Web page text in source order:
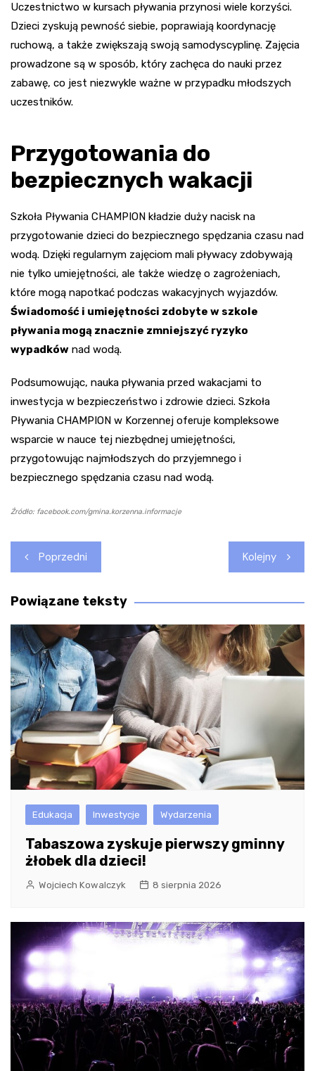
Uczestnictwo w kursach pływania przynosi wiele korzyści.
Dzieci zyskują pewność siebie, poprawiają koordynację
ruchową, a także zwiększają swoją samodyscyplinę. Zajęcia
prowadzone są w sposób, który zachęca do nauki przez
zabawę, co jest niezwykle ważne w przypadku młodszych
uczestników.
Przygotowania do
bezpiecznych wakacji
Szkoła Pływania CHAMPION kładzie duży nacisk na
przygotowanie dzieci do bezpiecznego spędzania czasu nad
wodą. Dzięki regularnym zajęciom mali pływacy zdobywają
nie tylko umiejętności, ale także wiedzę o zagrożeniach,
które mogą napotkać podczas wakacyjnych wyjazdów.
Świadomość i umiejętności zdobyte w szkole
pływania mogą znacznie zmniejszyć ryzyko
wypadków nad wodą.
Podsumowując, nauka pływania przed wakacjami to
inwestycja w bezpieczeństwo i zdrowie dzieci. Szkoła
Pływania CHAMPION w Korzennej oferuje kompleksowe
wsparcie w nauce tej niezbędnej umiejętności,
przygotowując najmłodszych do przyjemnego i
bezpiecznego spędzania czasu nad wodą.
Źródło: facebook.com/gmina.korzenna.informacje
Nawigacja
wpisu
Poprzedni Kolejny
Powiązane teksty
Edukacja Inwestycje Wydarzenia
Tabaszowa zyskuje pierwszy gminny
żłobek dla dzieci!
Wojciech Kowalczyk 8 sierpnia 2026